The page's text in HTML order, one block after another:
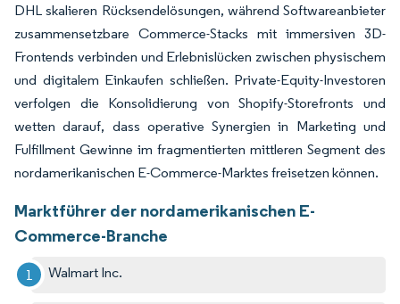
DHL skalieren Rücksendelösungen, während Softwareanbieter
zusammensetzbare Commerce-Stacks mit immersiven 3D-
Frontends verbinden und Erlebnislücken zwischen physischem
und digitalem Einkaufen schließen. Private-Equity-Investoren
verfolgen die Konsolidierung von Shopify-Storefronts und
wetten darauf, dass operative Synergien in Marketing und
Fulfillment Gewinne im fragmentierten mittleren Segment des
nordamerikanischen E-Commerce-Marktes freisetzen können.
Marktführer der nordamerikanischen E-
Commerce-Branche
Walmart Inc.